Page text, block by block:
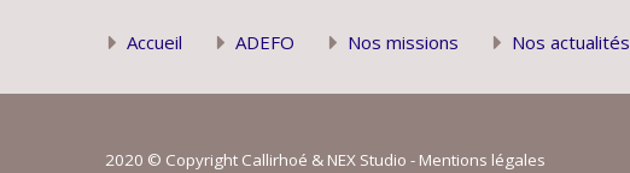
Accueil ADEFO Nos missions Nos actualités
2020 © Copyright Callirhoé & NEX Studio - Mentions légales